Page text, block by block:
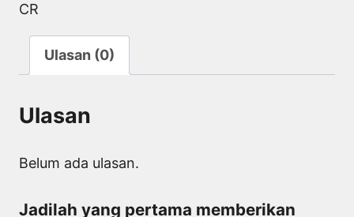
CR
Ulasan (0)
Ulasan
Belum ada ulasan.
Jadilah yang pertama memberikan